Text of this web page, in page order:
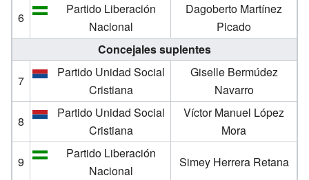
6
Partido Liberación
Nacional
Dagoberto Martínez
Picado
Concejales suplentes
7
Partido Unidad Social
Cristiana
Giselle Bermúdez
Navarro
8
Partido Unidad Social
Cristiana
Víctor Manuel López
Mora
9
Partido Liberación
Nacional
Simey Herrera Retana